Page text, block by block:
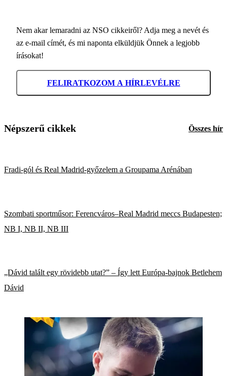
Nem akar lemaradni az NSO cikkeiről? Adja meg a nevét és
az e-mail címét, és mi naponta elküldjük Önnek a legjobb
írásokat!
FELIRATKOZOM A HÍRLEVÉLRE
Népszerű cikkek Összes hír
Fradi-gól és Real Madrid-győzelem a Groupama Arénában
Szombati sportműsor: Ferencváros–Real Madrid meccs Budapesten;
NB I, NB II, NB III
„Dávid talált egy rövidebb utat?” – Így lett Európa-bajnok Betlehem
Dávid